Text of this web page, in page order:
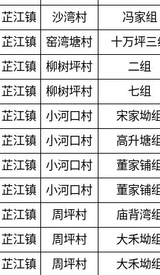
芷江镇
沙湾村
冯家组
芷江镇
窑湾塘村
十万坪三
芷江镇
柳树坪村
二组
芷江镇
柳树坪村
七组
芷江镇
小河口村
宋家坳
芷江镇
小河口村
高升塘
芷江镇
小河口村
董家铺
芷江镇
小河口村
董家铺
芷江镇
周坪村
庙背湾
芷江镇
周坪村
大禾坳
芷江镇
周坪村 大禾坳